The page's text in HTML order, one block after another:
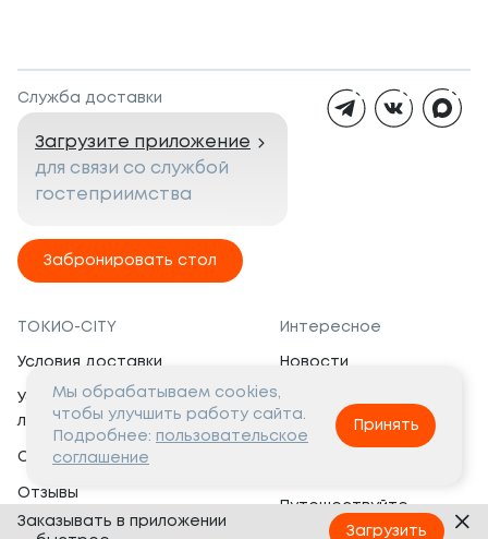
Служба доставки
Загрузите приложение
для связи со службой
гостеприимства
Забронировать стол
ТОКИО-CITY
Условия доставки
Условия программы
лояльности
Сертификаты
Отзывы
Банкеты
Интересное
Новости
Вакансии
Социальная жизнь
Путешествуйте
с ТОКИО-CITY
Мы обрабатываем cookies,
чтобы улучшить работу сайта.
Подробнее: пользовательское
соглашение
Принять
Заказывать в приложении
Загрузить